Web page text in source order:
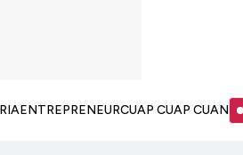
ENTREPRENEURCUAP CUAP CUAN